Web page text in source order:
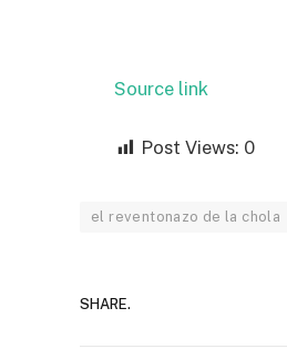
Source link
Post Views: 0
el reventonazo de la chola
SHARE.